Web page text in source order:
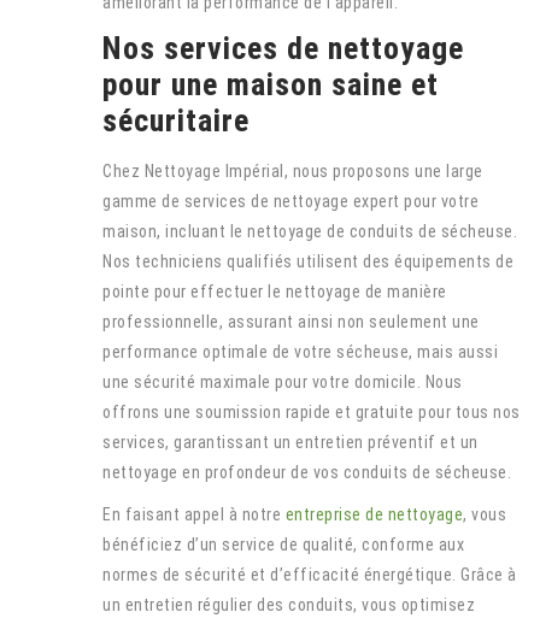
Nos services de nettoyage
pour une maison saine et
sécuritaire
Chez Nettoyage Impérial, nous proposons une large
gamme de services de nettoyage expert pour votre
maison, incluant le nettoyage de conduits de sécheuse.
Nos techniciens qualifiés utilisent des équipements de
pointe pour effectuer le nettoyage de manière
professionnelle, assurant ainsi non seulement une
performance optimale de votre sécheuse, mais aussi
une sécurité maximale pour votre domicile. Nous
offrons une soumission rapide et gratuite pour tous nos
services, garantissant un entretien préventif et un
nettoyage en profondeur de vos conduits de sécheuse.
En faisant appel à notre entreprise de nettoyage, vous
bénéficiez d’un service de qualité, conforme aux
normes de sécurité et d’efficacité énergétique. Grâce à
un entretien régulier des conduits, vous optimisez